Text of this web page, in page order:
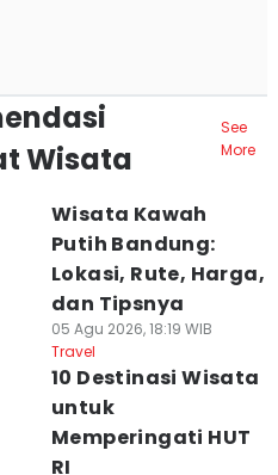
Wisata
See
More
Wisata Kawah
Putih Bandung:
Lokasi, Rute, Harga,
dan Tipsnya
05 Agu 2026, 18:19 WIB
Travel
10 Destinasi Wisata
untuk
Memperingati HUT
RI